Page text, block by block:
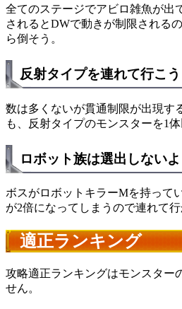
全てのステージでアビロ雑魚が出
されるとDWで動きが制限される
ら倒そう。
反射タイプを連れて行こう
数は多くないが貫通制限が出現す
も、反射タイプのモンスターを1体
ロボット族は選出しないよ
ボスがロボットキラーMを持って
が2倍になってしまうので連れて行
適正ランキング
攻略適正ランキングはモンスター
せん。